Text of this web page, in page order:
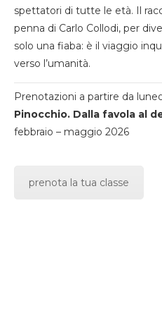
spettatori di tutte le età. Il
penna di Carlo Collodi, per
solo una fiaba: è il viaggio
verso l’umanità.
Prenotazioni a partire da
Pinocchio. Dalla favola al
febbraio – maggio 2026
prenota la tua classe